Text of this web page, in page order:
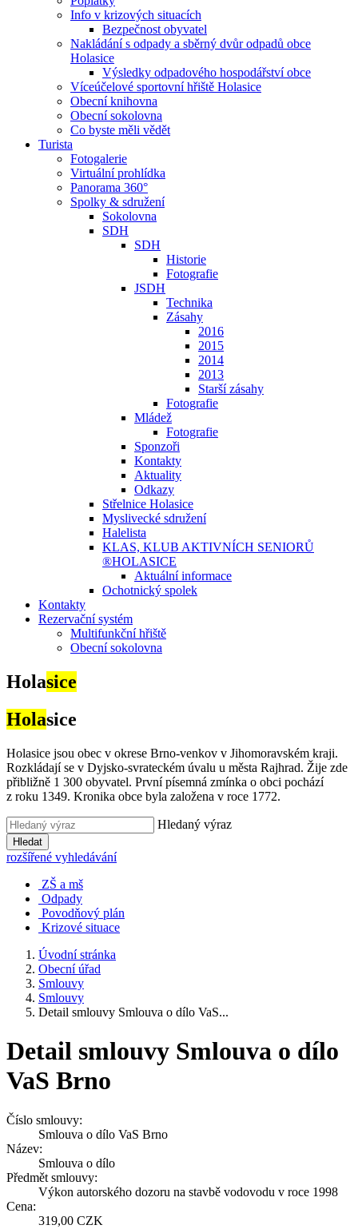
Info v krizových situacích
Bezpečnost obyvatel
Nakládání s odpady a sběrný dvůr odpadů obce
Holasice
Výsledky odpadového hospodářství obce
Víceúčelové sportovní hřiště Holasice
Obecní knihovna
Obecní sokolovna
Co byste měli vědět
Turista
Fotogalerie
Virtuální prohlídka
Panorama 360°
Spolky & sdružení
Sokolovna
SDH
SDH
Historie
Fotografie
JSDH
Technika
Zásahy
2016
2015
2014
2013
Starší zásahy
Fotografie
Mládež
Fotografie
Sponzoři
Kontakty
Aktuality
Odkazy
Střelnice Holasice
Myslivecké sdružení
Halelista
KLAS, KLUB AKTIVNÍCH SENIORŮ
®HOLASICE
Aktuální informace
Ochotnický spolek
Kontakty
Rezervační systém
Multifunkční hřiště
Obecní sokolovna
Holasice
Holasice
Holasice jsou obec v okrese Brno-venkov v Jihomoravském kraji.
Rozkládají se v Dyjsko-svrateckém úvalu u města Rajhrad. Žije zde
přibližně 1 300 obyvatel. První písemná zmínka o obci pochází
z roku 1349. Kronika obce byla založena v roce 1772.
Hledaný výraz
Hledat
rozšířené vyhledávání
ZŠ a mš
Odpady
Povodňový plán
Krizové situace
Úvodní stránka
Obecní úřad
Smlouvy
Smlouvy
Detail smlouvy Smlouva o dílo VaS...
Detail smlouvy Smlouva o dílo
VaS Brno
Číslo smlouvy:
Smlouva o dílo VaS Brno
Název:
Smlouva o dílo
Předmět smlouvy:
Výkon autorského dozoru na stavbě vodovodu v roce 1998
Cena:
319,00 CZK